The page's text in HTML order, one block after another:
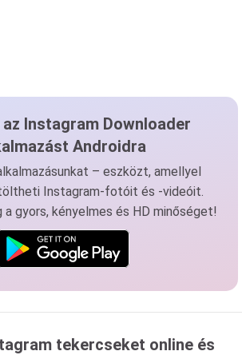
Instagram Downloader
Androidra
– eszközt, amellyel
Instagram-fotóit és -videóit.
a gyors, kényelmes és HD minőséget!
tekercseket online és